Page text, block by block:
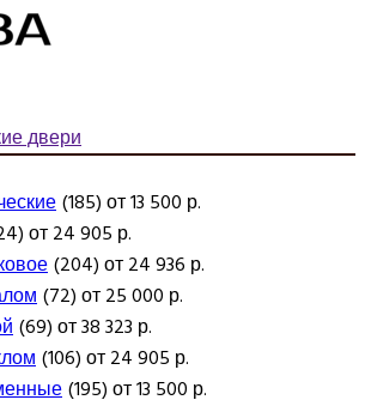
двери
(185) от 13 500 р.
от 24 905 р.
(204) от 24 936 р.
(72) от 25 000 р.
(69) от 38 323 р.
(106) от 24 905 р.
(195) от 13 500 р.